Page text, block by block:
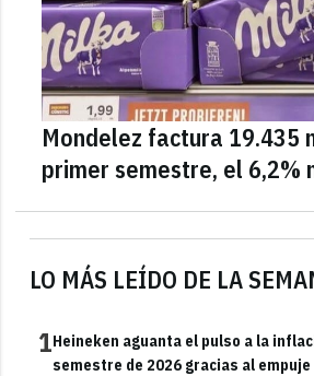
LO MÁS LEÍDO DE LA
1Heineken aguanta el pulso a la
semestre de 2026 gracias al empuje
Mondelez factura 19.435
primer semestre, el 6,2%